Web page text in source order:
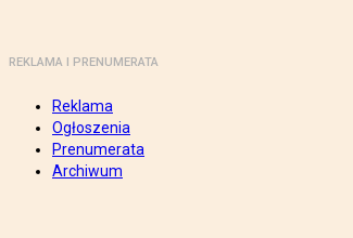
REKLAMA I PRENUMERATA
Reklama
Ogłoszenia
Prenumerata
Archiwum